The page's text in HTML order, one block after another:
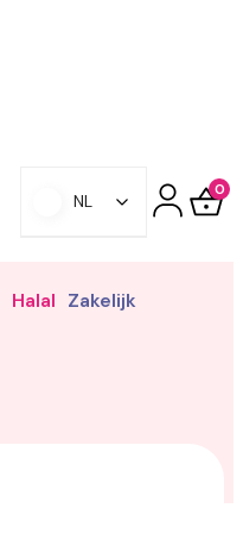
NL
0
Halal Zakelijk